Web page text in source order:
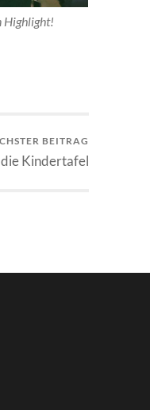
Highlight!
BEITRAG
Kindertafel